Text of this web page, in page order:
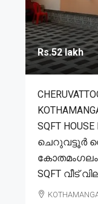
Rs.52 lakh
SQFT
ചെറുവട്ടൂർ
കോതമംഗലം
SQFT വീട്